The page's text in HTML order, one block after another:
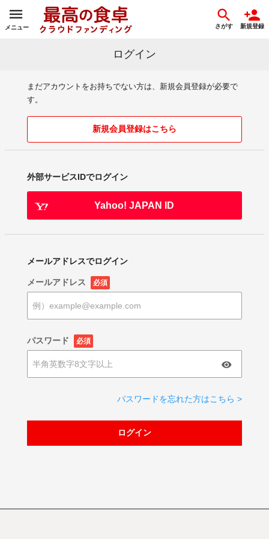
メニュー さがす 新規登録
ログイン
まだアカウントをお持ちでない方は、新規会員登録が必要で
す。
新規会員登録はこちら
外部サービスIDでログイン
Yahoo! JAPAN ID
メールアドレスでログイン
メールアドレス 必須
パスワード 必須
パスワードを忘れた方はこちら >
ログイン